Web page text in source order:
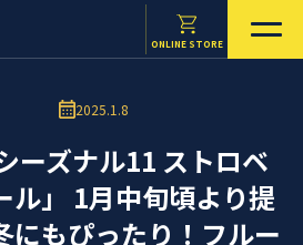
ONLINE STORE
2025.1.8
ーズナル11 ストロベ
ル」 1月中旬頃より提
もぴったり！フルー